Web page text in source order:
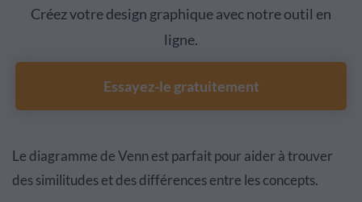
Créez votre design graphique avec notre outil en
ligne.
Essayez-le gratuitement
Le diagramme de Venn est parfait pour aider à trouver
des similitudes et des différences entre les concepts.